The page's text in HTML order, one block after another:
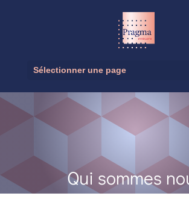
Sélectionner une page
Qui sommes